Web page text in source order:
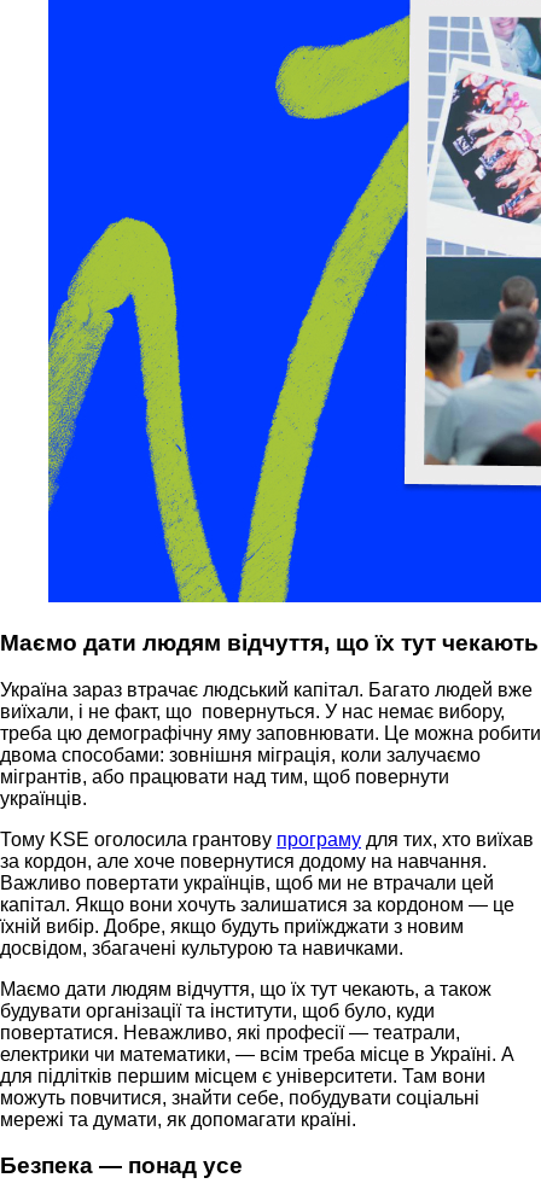
Маємо дати людям відчуття, що їх тут чекають
Україна зараз втрачає людський капітал. Багато людей вже
виїхали, і не факт, що повернуться. У нас немає вибору,
треба цю демографічну яму заповнювати. Це можна робити
двома способами: зовнішня міграція, коли залучаємо
мігрантів, або працювати над тим, щоб повернути
українців.
Тому KSE оголосила грантову програму для тих, хто виїхав
за кордон, але хоче повернутися додому на навчання.
Важливо повертати українців, щоб ми не втрачали цей
капітал. Якщо вони хочуть залишатися за кордоном — це
їхній вибір. Добре, якщо будуть приїжджати з новим
досвідом, збагачені культурою та навичками.
Маємо дати людям відчуття, що їх тут чекають, а також
будувати організації та інститути, щоб було, куди
повертатися. Неважливо, які професії — театрали,
електрики чи математики, — всім треба місце в Україні. А
для підлітків першим місцем є університети. Там вони
можуть повчитися, знайти себе, побудувати соціальні
мережі та думати, як допомагати країні.
Безпека — понад усе